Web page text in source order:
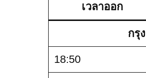
เวลาออก
กรุ
18:50